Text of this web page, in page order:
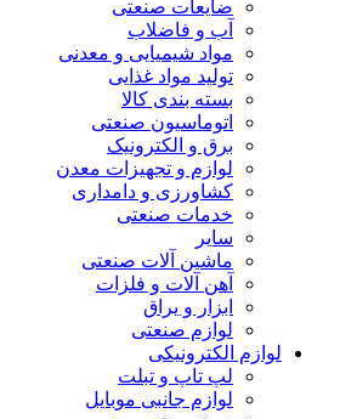
ضایعات صنعتی
آب و فاضلاب
مواد شیمیایی و معدنی
تولید مواد غذایی
بسته بندی کالا
اتوماسیون صنعتی
برق و الکترونیک
لوازم و تجهیزات معدن
کشاورزی و دامداری
خدمات صنعتی
سایر
ماشین آلات صنعتی
آهن آلات و فلزات
ابزار و یراق
لوازم صنعتی
لوازم الکترونیکی
لپ تاپ و تبلت
لوازم جانبی موبایل